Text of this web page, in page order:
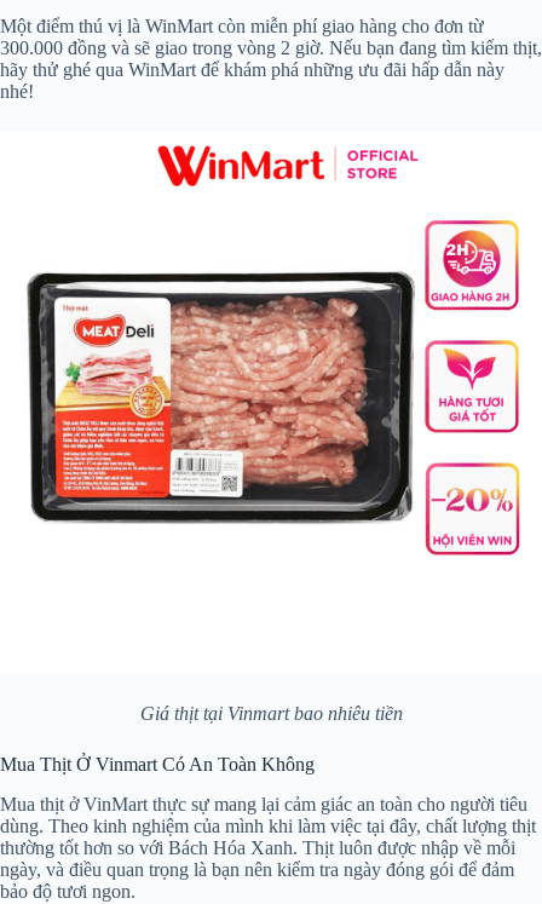
Một điểm thú vị là WinMart còn miễn phí giao hàng cho đơn từ
300.000 đồng và sẽ giao trong vòng 2 giờ. Nếu bạn đang tìm kiếm thịt,
hãy thử ghé qua WinMart để khám phá những ưu đãi hấp dẫn này
nhé!
Giá thịt tại Vinmart bao nhiêu tiền
Mua Thịt Ở Vinmart Có An Toàn Không
Mua thịt ở VinMart thực sự mang lại cảm giác an toàn cho người tiêu
dùng. Theo kinh nghiệm của mình khi làm việc tại đây, chất lượng thịt
thường tốt hơn so với Bách Hóa Xanh. Thịt luôn được nhập về mỗi
ngày, và điều quan trọng là bạn nên kiểm tra ngày đóng gói để đảm
bảo độ tươi ngon.